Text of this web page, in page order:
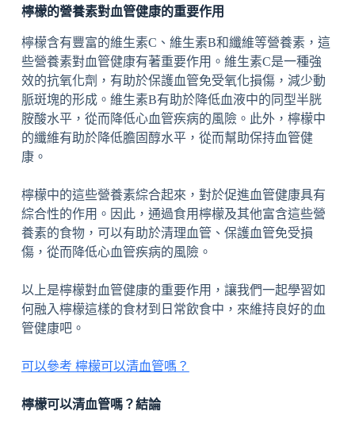
檸檬的營養素對血管健康的重要作用
檸檬含有豐富的維生素C、維生素B和纖維等營養素，這
些營養素對血管健康有著重要作用。維生素C是一種強
效的抗氧化劑，有助於保護血管免受氧化損傷，減少動
脈斑塊的形成。維生素B有助於降低血液中的同型半胱
胺酸水平，從而降低心血管疾病的風險。此外，檸檬中
的纖維有助於降低膽固醇水平，從而幫助保持血管健
康。
檸檬中的這些營養素綜合起來，對於促進血管健康具有
綜合性的作用。因此，通過食用檸檬及其他富含這些營
養素的食物，可以有助於清理血管、保護血管免受損
傷，從而降低心血管疾病的風險。
以上是檸檬對血管健康的重要作用，讓我們一起學習如
何融入檸檬這樣的食材到日常飲食中，來維持良好的血
管健康吧。
可以參考 檸檬可以清血管嗎？
檸檬可以清血管嗎？結論